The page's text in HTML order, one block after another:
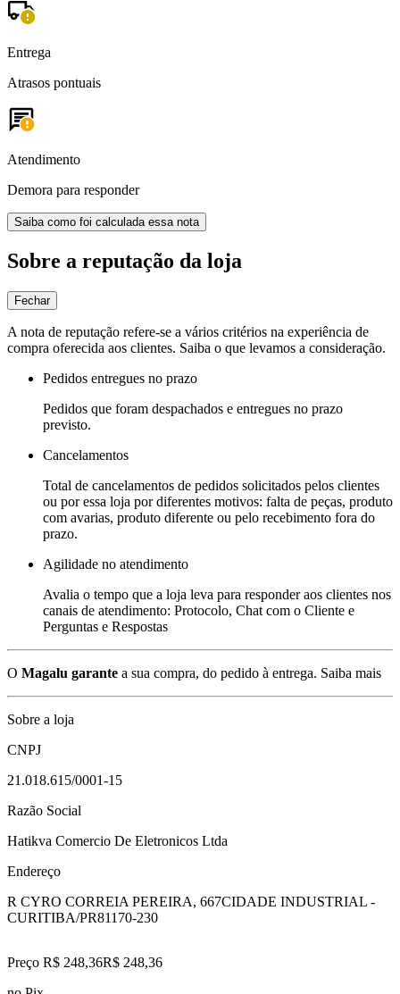
Entrega
Atrasos pontuais
Atendimento
Demora para responder
Saiba como foi calculada essa nota
Sobre a reputação da loja
Fechar
A nota de reputação refere-se a vários critérios na experiência de
compra oferecida aos clientes. Saiba o que levamos a consideração.
Pedidos entregues no prazo
Pedidos que foram despachados e entregues no prazo
previsto.
Cancelamentos
Total de cancelamentos de pedidos solicitados pelos clientes
ou por essa loja por diferentes motivos: falta de peças, produto
com avarias, produto diferente ou pelo recebimento fora do
prazo.
Agilidade no atendimento
Avalia o tempo que a loja leva para responder aos clientes nos
canais de atendimento: Protocolo, Chat com o Cliente e
Perguntas e Respostas
O Magalu garante a sua compra, do pedido à entrega. Saiba mais
Sobre a loja
CNPJ
21.018.615/0001-15
Razão Social
Hatikva Comercio De Eletronicos Ltda
Endereço
R CYRO CORREIA PEREIRA, 667CIDADE INDUSTRIAL -
CURITIBA/PR81170-230
Preço R$ 248,36R$ 248,36